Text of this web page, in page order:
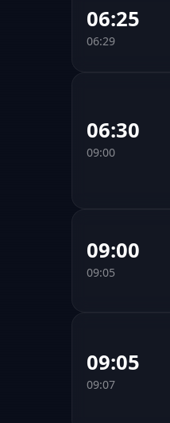
06:25
06:29
06:30
09:00
09:00
09:05
09:05
09:07